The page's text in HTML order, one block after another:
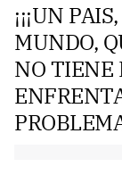
¡¡¡UN
MUNDO,
NO TIENE